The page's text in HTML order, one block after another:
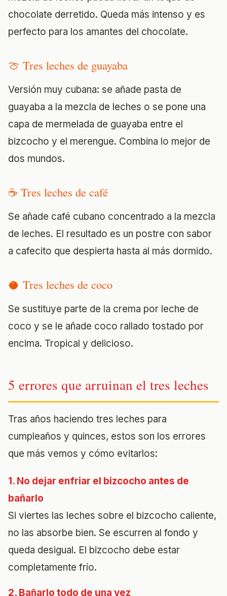
chocolate derretido. Queda más intenso y es
perfecto para los amantes del chocolate.
🍈 Tres leches de guayaba
Versión muy cubana: se añade pasta de
guayaba a la mezcla de leches o se pone una
capa de mermelada de guayaba entre el
bizcocho y el merengue. Combina lo mejor de
dos mundos.
☕ Tres leches de café
Se añade café cubano concentrado a la mezcla
de leches. El resultado es un postre con sabor
a cafecito que despierta hasta al más dormido.
🥥 Tres leches de coco
Se sustituye parte de la crema por leche de
coco y se le añade coco rallado tostado por
encima. Tropical y delicioso.
5 errores que arruinan el tres leches
Tras años haciendo tres leches para
cumpleaños y quinces, estos son los errores
que más vemos y cómo evitarlos:
1. No dejar enfriar el bizcocho antes de
bañarlo
Si viertes las leches sobre el bizcocho caliente,
no las absorbe bien. Se escurren al fondo y
queda desigual. El bizcocho debe estar
completamente frío.
2. Bañarlo todo de una vez